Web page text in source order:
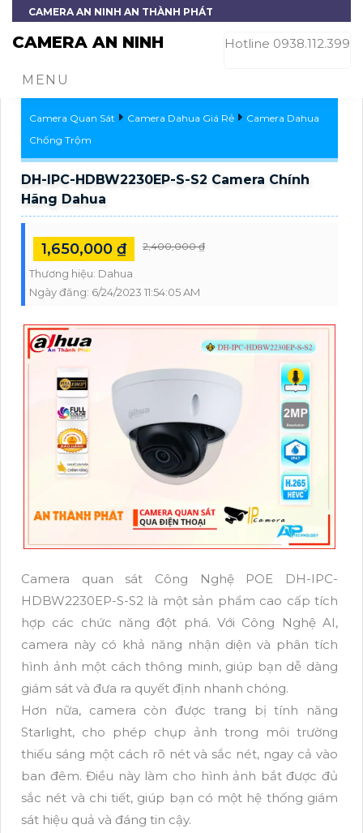
CAMERA AN NINH AN THÀNH PHÁT
CAMERA AN NINH Hotline 0938.112.399
MENU
Camera Quan Sát Camera Dahua Giá Rẻ
Camera Dahua
Chống Trộm
DH-IPC-HDBW2230EP-S-S2 Camera Chính
Hãng Dahua
1,650,000 ₫ 2,400,000 ₫
Thương hiệu: Dahua
Ngày đăng: 6/24/2023 11:54:05 AM
Camera quan sát Công Nghệ POE DH-IPC-
HDBW2230EP-S-S2 là một sản phẩm cao cấp tích
hợp các chức năng đột phá. Với Công Nghệ AI,
camera này có khả năng nhận diện và phân tích
hình ảnh một cách thông minh, giúp bạn dễ dàng
giám sát và đưa ra quyết định nhanh chóng.
Hơn nữa, camera còn được trang bị tính năng
Starlight, cho phép chụp ảnh trong môi trường
thiếu sáng một cách rõ nét và sắc nét, ngay cả vào
ban đêm. Điều này làm cho hình ảnh bắt được đủ
sắc nét và chi tiết, giúp bạn có một hệ thống giám
sát hiệu quả và đáng tin cậy.